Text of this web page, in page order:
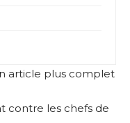
article plus complet
contre les chefs de